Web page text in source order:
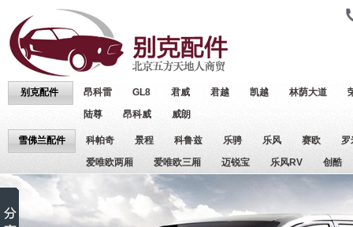
别克配件 昂科雷 GL8 君威 君越 凯越 林荫大道
陆尊
昂科威 威朗
雪佛兰配件 科帕奇 景程 科鲁兹 乐骋 乐风 赛欧
爱唯欧两厢
爱唯欧三厢 迈锐宝 乐风RV 创酷